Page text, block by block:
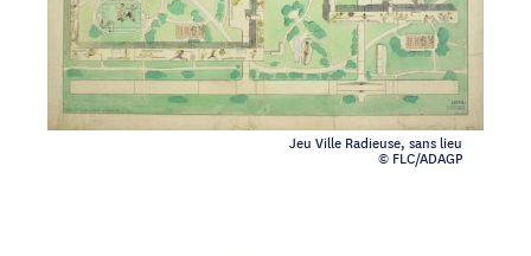
Jeu Ville Radieuse, sans lieu
© FLC/ADAGP